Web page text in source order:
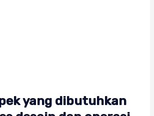
yang dibutuhkan